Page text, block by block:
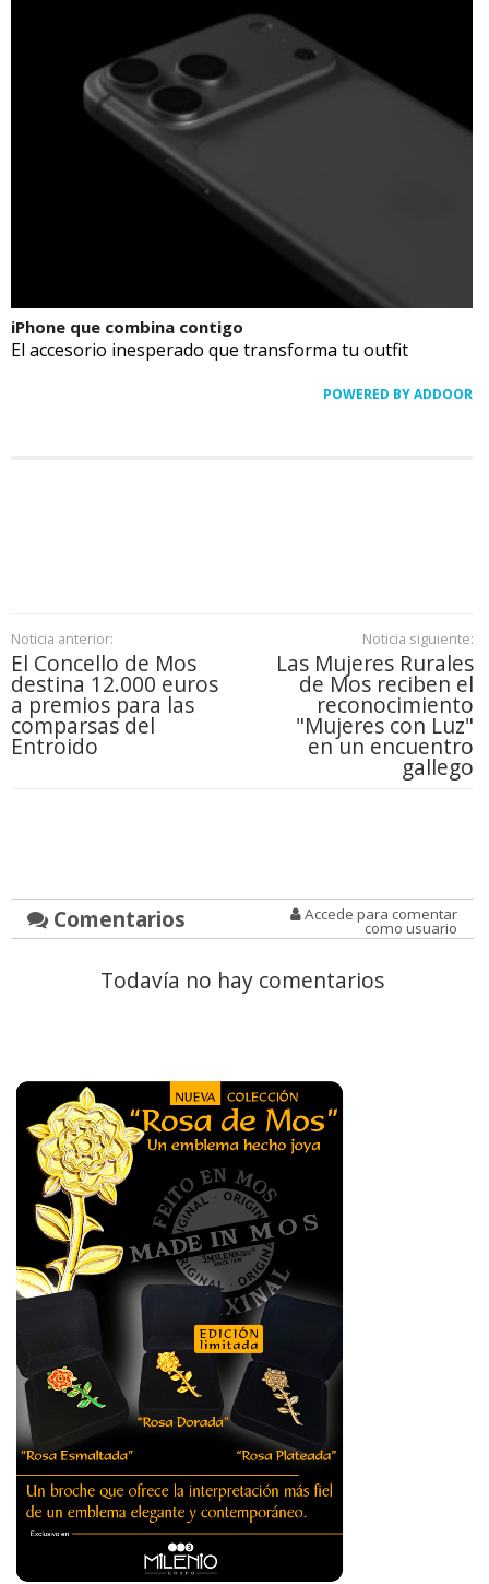
iPhone que combina contigo
El accesorio inesperado que transforma tu outfit
POWERED BY ADDOOR
Noticia anterior:
El Concello de Mos
destina 12.000 euros
a premios para las
comparsas del
Entroido
Noticia siguiente:
Las Mujeres Rurales
de Mos reciben el
reconocimiento
"Mujeres con Luz"
en un encuentro
gallego
Comentarios Accede para comentar
como usuario
Todavía no hay comentarios